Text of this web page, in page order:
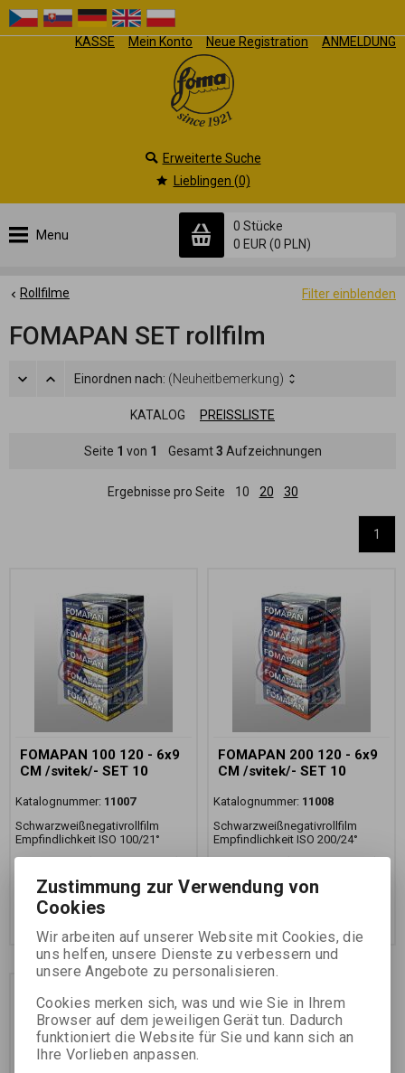
KASSE Mein Konto Neue Registration ANMELDUNG
Menu
0 Stücke
0 EUR (0 PLN)
Erweiterte Suche
Lieblingen (0)
Filter einblenden
Rollfilme
FOMAPAN SET rollfilm
Einordnen nach: (Neuheitbemerkung)
KATALOG PREISSLISTE
Seite 1 von 1 Gesamt3 Aufzeichnungen
Ergebnisse pro Seite 10 20 30
1
FOMAPAN 100 120 - 6x9
CM /svitek/- SET 10
Katalognummer: 11007
Schwarzweißnegativrollfilm
Empfindlichkeit ISO 100/21°
39,29 EUR
32,48 EUR (141,710 PLN)
Preiss ohne Ust.:)
Im Warenkorb
FOMAPAN 200 120 - 6x9
CM /svitek/- SET 10
Katalognummer: 11008
Schwarzweißnegativrollfilm
Empfindlichkeit ISO 200/24°
39,37 EUR
Preiss ohne Ust.:)
Zustimmung zur Verwendung von
Cookies
Wir arbeiten auf unserer Website mit Cookies, die
uns helfen, unsere Dienste zu verbessern und
unsere Angebote zu personalisieren.
Cookies merken sich, was und wie Sie in Ihrem
Browser auf dem jeweiligen Gerät tun. Dadurch
funktioniert die Website für Sie und kann sich an
Ihre Vorlieben anpassen.